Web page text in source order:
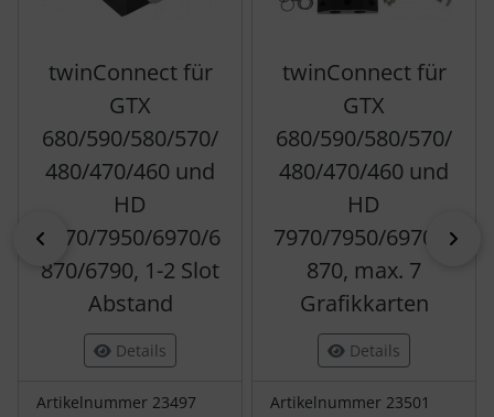
zurück
twinConnect für
GTX
680/590/580/570/
480/470/460 und
HD
7970/7950/6970/6
870/6790, 1-2 Slot
Abstand
Details
Artikelnummer 23497
twinConnect für
GTX
680/590/580/570/
480/470/460 und
HD
7970/7950/6970/6
870, max. 7
Grafikkarten
Details
Artikelnummer 23501